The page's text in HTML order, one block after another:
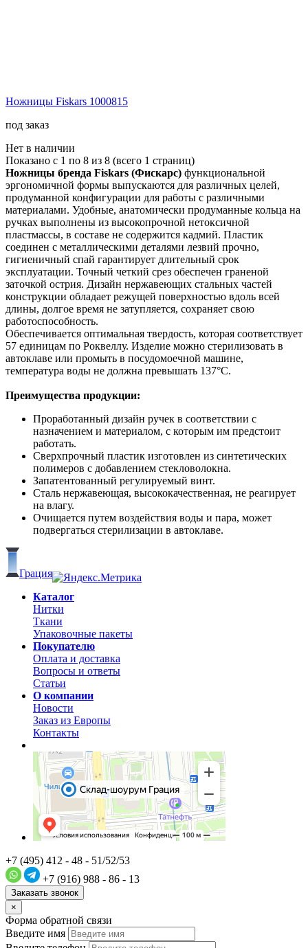
Ножницы Fiskars 1000815
под заказ
Нет в наличии
Показано с 1 по 8 из 8 (всего 1 страниц)
Ножницы бренда Fiskars (Фискарс) функциональной
эргономичной формы выпускаются для различных целей,
продуманной конфигурации для работы с различными
материалами. Удобные, анатомически продуманные кольца на
ручках выполнены из высокопрочной нетоксичной
пластмассы, в составе не содержится кадмий. Пластик
соединен с металлическими деталями лезвий прочно,
гигиеничный спай гарантирует длительный срок
эксплуатации. Точный четкий срез обеспечен граненой
заточкой острия. Дизайн нержавеющих стальных частей
конструкции обладает режущей поверхностью вдоль всей
длины, долгое время не затупляется, сохраняет свою
работоспособность.
Обеспечивается оптимальная твердость, которая соответствует
57 единицам по Роквеллу. Изделие можно стерилизовать в
автоклаве или промыть в посудомоечной машине,
температура воды не должна превышать 137°С.
Преимущества продукции:
Проработанный дизайн ручек в соответствии с
назначением и материалом, с которым им предстоит
работать.
Сверхпрочный пластик изготовлен из синтетических
полимеров с добавлением стекловолокна.
Запатентованный регулируемый винт.
Сталь нержавеющая, высококачественная, не реагирует
на влагу.
Очищается путем воздействия воды и пара, может
подвергаться стерилизации в автоклаве.
Грация
Каталог
Нитки
Ткани
Упаковочные пакеты
Покупателю
Оплата и доставка
Вопросы и ответы
Статьи
О компании
Новости
Заказ из Европы
Контакты
+7 (495) 412 - 48 - 51/52/53
+7 (916) 988 - 86 - 13
Заказать звонок
×
Форма обратной связи
Введите имя